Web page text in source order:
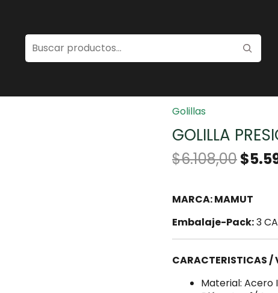
Golillas
GOLILLA
$6.108,00$
MARCA: MAMUT
Embalaje-Pack:3
CARACTERISTICAS /
Material: Acero